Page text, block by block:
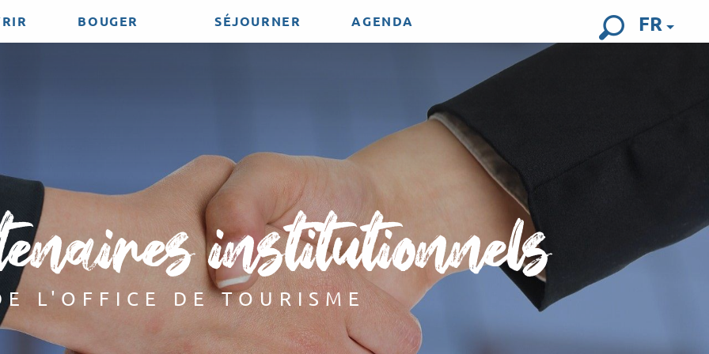
FR
BOUGER SÉJOURNER AGENDA
institutionnels
L'OFFICE DE TOURISME